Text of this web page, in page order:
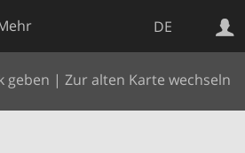
DE
geben | Zur alten Karte wechseln
Websuche